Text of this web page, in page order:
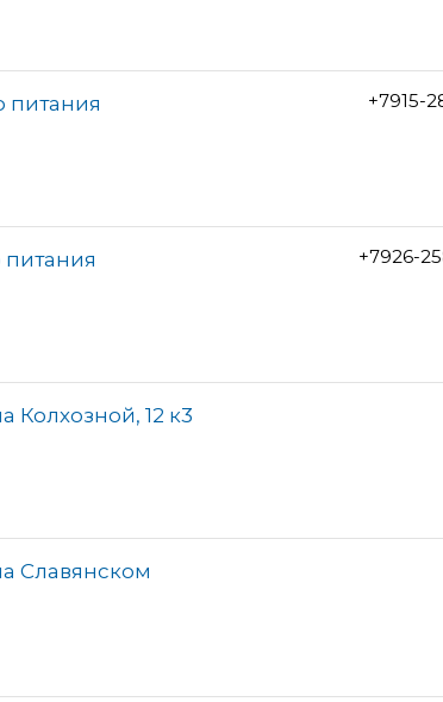
питания +7915-
питания +7926-
Колхозной, 12 к3
Славянском